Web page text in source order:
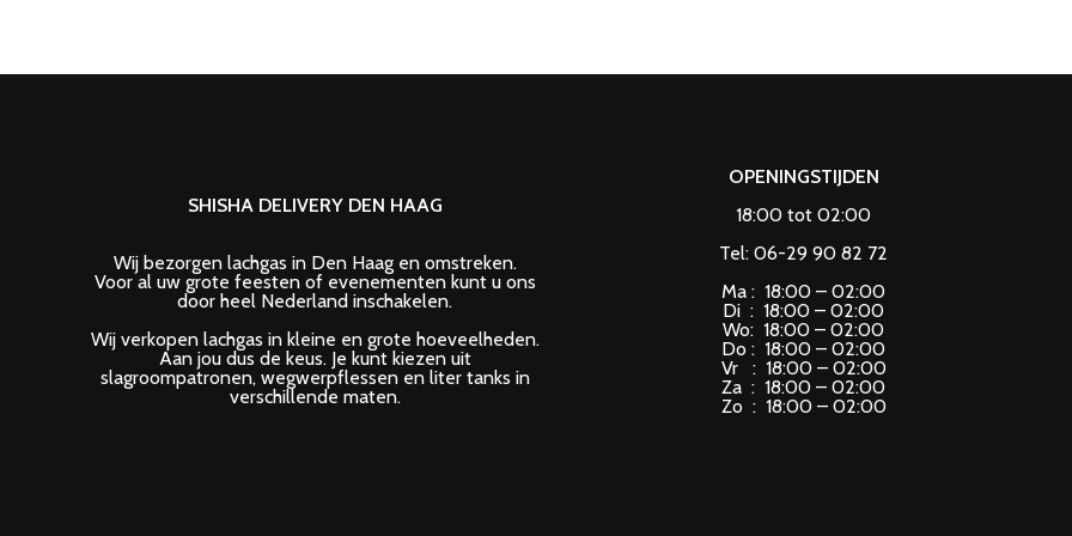
SHISHA DELIVERY DEN HAAG
Wij bezorgen lachgas in Den Haag en omstreken.
Voor al uw grote feesten of evenementen kunt u ons
door heel Nederland inschakelen.
Wij verkopen lachgas in kleine en grote hoeveelheden.
Aan jou dus de keus. Je kunt kiezen uit
slagroompatronen, wegwerpflessen en liter tanks in
verschillende maten.
OPENINGSTIJDEN
18:00 tot 02:00
Tel: 06-29 90 82 72
Ma : 18:00 – 02:00
Di : 18:00 – 02:00
Wo: 18:00 – 02:00
Do : 18:00 – 02:00
Vr : 18:00 – 02:00
Za : 18:00 – 02:00
Zo : 18:00 – 02:00